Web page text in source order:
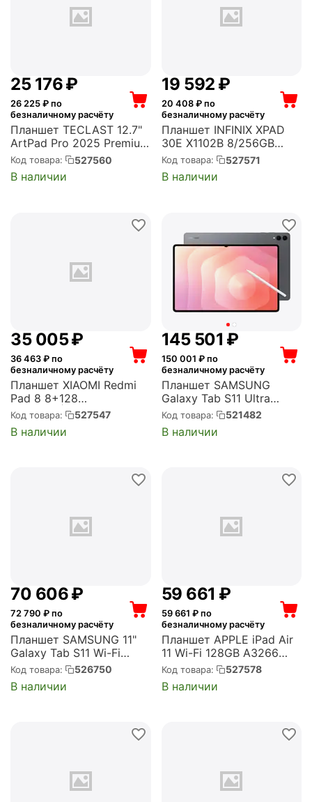
25 176₽
26 225 ₽ по
безналичному расчёту
Планшет TECLAST 12.7"
ArtPad Pro 2025 Premium
Set 8/256GB kb+Stylus
Wifi черный (1747154)
Код товара: 527560
В наличии
19 592 ₽
20 408₽ по
безналичному расчёту
Планшет INFINIX XPAD
30E X1102B 8/256GB
Forest Green (10083973)
Код товара: 527571
В наличии
35 005₽
36 463 ₽ по
безналичному расчёту
Планшет XIAOMI Redmi
Pad 8 8+128
P82/Gray|11.2"
IPS/144Hz/3200x2136/SD
8sGen4/Android
Код товара: 527547
В наличии
145 501 ₽
150 001 ₽ по
безналичному расчёту
Планшет SAMSUNG
Galaxy Tab S11 Ultra
BSM-X936B 9400 Plus
(3.73) 8C RAM12Gb
ROM512Gb 14.6" AMOLED
Код товара: 521482
В наличии
70 606₽
72 790 ₽ по
безналичному расчёту
Планшет SAMSUNG 11"
Galaxy Tab S11 Wi-Fi
12+128GB серебристый
(SM-X730NZSACAU)
Код товара: 526750
В наличии
59 661 ₽
59 661 ₽ по
безналичному расчёту
Планшет APPLE iPad Air
11 Wi-Fi 128GB A3266
Blue, (невозможно
установить RuStore)
(MC9X4ZA/A)
Код товара: 527578
В наличии